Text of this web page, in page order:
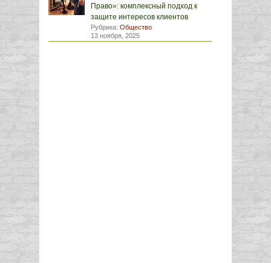
Право»: комплексный подход к
защите интересов клиентов
Рубрика: Общество
13 ноября, 2025